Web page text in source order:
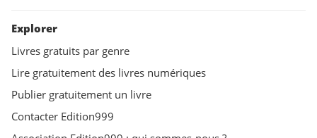
Explorer
Livres gratuits par genre
Lire gratuitement des livres numériques
Publier gratuitement un livre
Contacter Edition999